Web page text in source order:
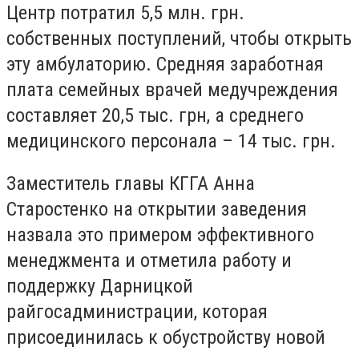
Центр потратил 5,5 млн. грн.
собственных поступлений, чтобы открыть
эту амбулаторию. Средняя заработная
плата семейных врачей медучреждения
составляет 20,5 тыс. грн, а среднего
медицинского персонала – 14 тыс. грн.
Заместитель главы КГГА Анна
Старостенко на открытии заведения
назвала это примером эффективного
менеджмента и отметила работу и
поддержку Дарницкой
райгосадминистрации, которая
присоединилась к обустройству новой